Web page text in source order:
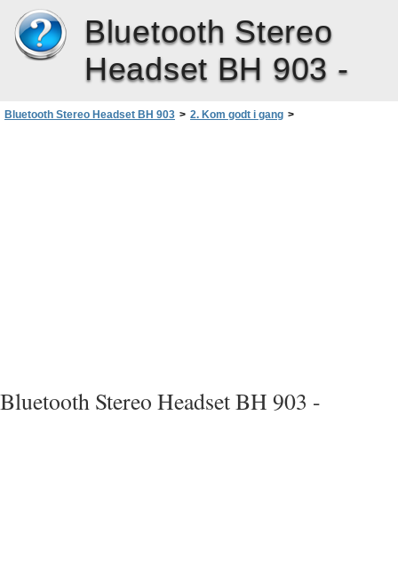
Bluetooth Stereo
Headset BH 903 -
Bluetooth Stereo Headset BH 903 > 2. Kom godt i gang >
Bluetooth Stereo Headset BH 903 -